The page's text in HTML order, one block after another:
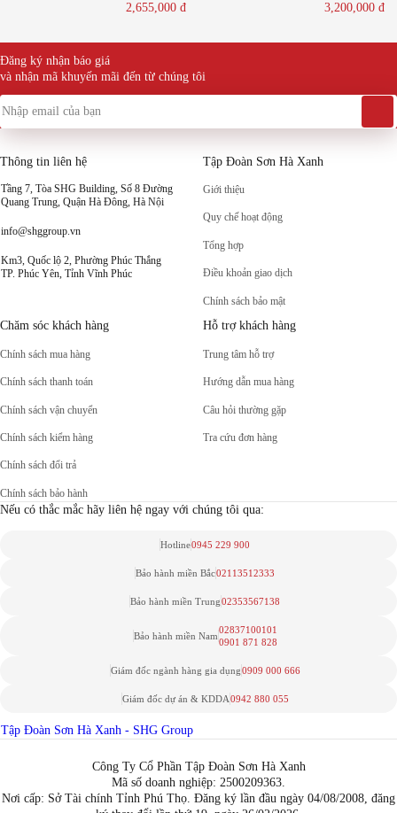
2,655,000 đ 3,200,000 đ
Đăng ký nhận báo giá
và nhận mã khuyến mãi đến từ chúng tôi
Thông tin liên hệ
Tầng 7, Tòa SHG Building, Số 8 Đường
Quang Trung, Quận Hà Đông, Hà Nội
info@shggroup.vn
Km3, Quốc lộ 2, Phường Phúc Thắng
TP. Phúc Yên, Tỉnh Vĩnh Phúc
Tập Đoàn Sơn Hà Xanh
Giới thiệu
Quy chế hoạt động
Tổng hợp
Điều khoản giao dịch
Chính sách bảo mật
Chăm sóc khách hàng
Chính sách mua hàng
Chính sách thanh toán
Chính sách vận chuyển
Chính sách kiểm hàng
Chính sách đổi trả
Chính sách bảo hành
Hỗ trợ khách hàng
Trung tâm hỗ trợ
Hướng dẫn mua hàng
Câu hỏi thường gặp
Tra cứu đơn hàng
Nếu có thắc mắc hãy liên hệ ngay với chúng tôi qua:
Hotline0945 229 900
Bảo hành miền Bắc02113512333
Bảo hành miền Trung02353567138
Bảo hành miền Nam
02837100101
0901 871 828
Giám đốc ngành hàng gia dụng0909 000 666
Giám đốc dự án & KDDA0942 880 055
Tập Đoàn Sơn Hà Xanh - SHG Group
Công Ty Cổ Phần Tập Đoàn Sơn Hà Xanh
Mã số doanh nghiệp: 2500209363.
Nơi cấp: Sở Tài chính Tỉnh Phú Thọ. Đăng ký lần đầu ngày 04/08/2008, đăng